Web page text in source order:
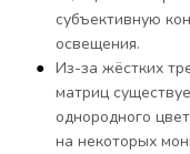
субъективную
освещения.
Из-за жёстких
матриц
однородного
на некоторых